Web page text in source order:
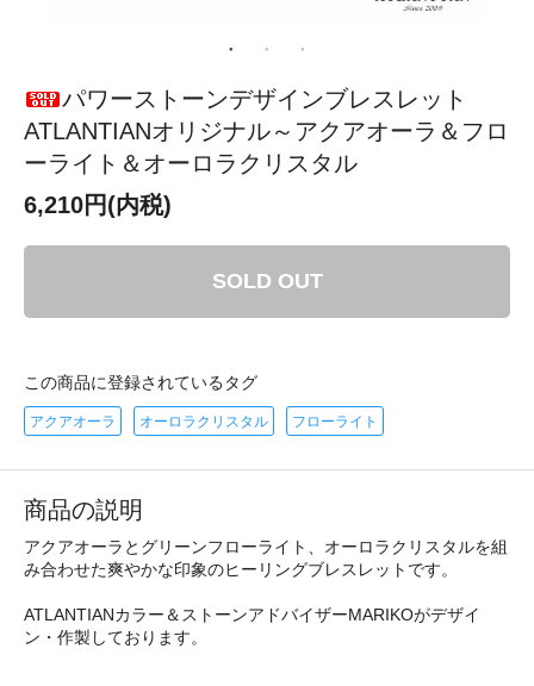
パワーストーンデザインブレスレット
ATLANTIANオリジナル～アクアオーラ＆フロ
ーライト＆オーロラクリスタル
6,210円(内税)
SOLD OUT
この商品に登録されているタグ
アクアオーラ オーロラクリスタル フローライト
商品の説明
アクアオーラとグリーンフローライト、オーロラクリスタルを組
み合わせた爽やかな印象のヒーリングブレスレットです。
ATLANTIANカラー＆ストーンアドバイザーMARIKOがデザイ
ン・作製しております。